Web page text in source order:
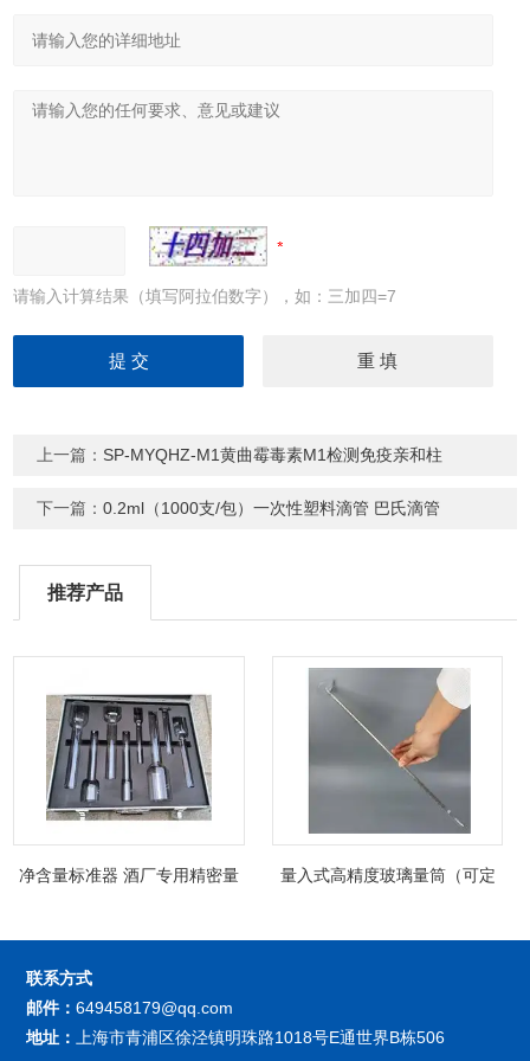
请输入计算结果（填写阿拉伯数字），如：三加四=7
上一篇： SP-MYQHZ-M1黄曲霉毒素M1检测免疫亲和柱
下一篇：0.2ml（1000支/包）一次性塑料滴管 巴氏滴管
推荐产品
净含量标准器 酒厂专用精密量
量入式高精度玻璃量筒（可定
联系方式
邮件：649458179@qq.com
地址：
上海市青浦区徐泾镇明珠路1018号E通世界B栋506